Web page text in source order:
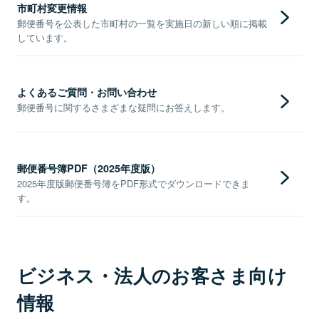
市町村変更情報
郵便番号を公表した市町村の一覧を実施日の新しい順に掲載
しています。
よくあるご質問・お問い合わせ
郵便番号に関するさまざまな疑問にお答えします。
郵便番号簿PDF（2025年度版）
2025年度版郵便番号簿をPDF形式でダウンロードできま
す。
ビジネス・法人のお客さま向け
情報